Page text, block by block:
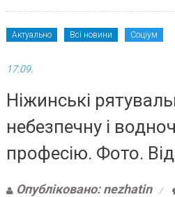
Актуально Всі новини Соціум
17.09.
Ніжинські
небезпечну і
професію. Фото.
Опубліковано: nezhatin